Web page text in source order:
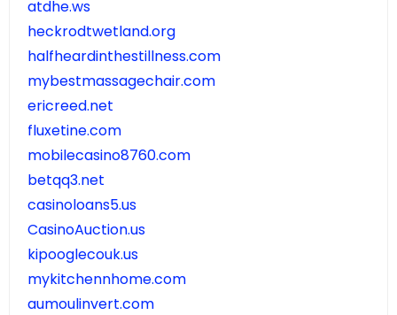
atdhe.ws
heckrodtwetland.org
halfheardinthestillness.com
mybestmassagechair.com
ericreed.net
fluxetine.com
mobilecasino8760.com
betqq3.net
casinoloans5.us
CasinoAuction.us
kipooglecouk.us
mykitchennhome.com
aumoulinvert.com